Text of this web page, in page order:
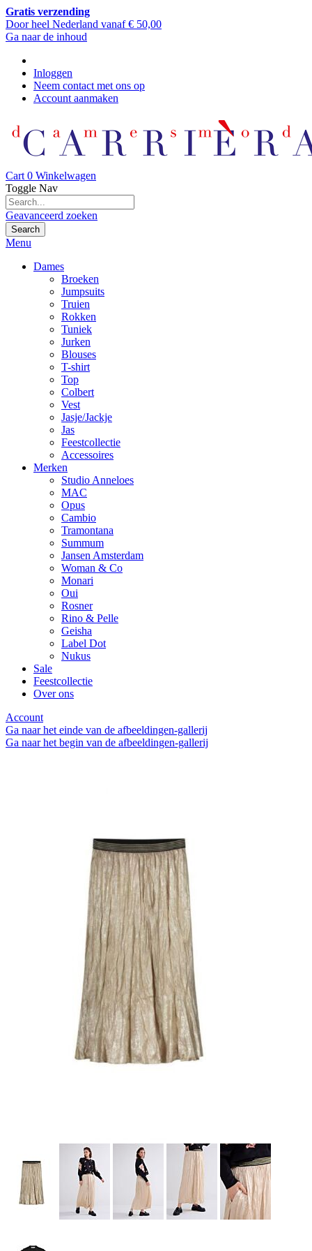
Gratis verzending
Door heel Nederland vanaf € 50,00
Ga naar de inhoud
Inloggen
Neem contact met ons op
Account aanmaken
Cart 0 Winkelwagen
Toggle Nav
Geavanceerd zoeken
Search
Menu
Dames
Broeken
Jumpsuits
Truien
Rokken
Tuniek
Jurken
Blouses
T-shirt
Top
Colbert
Vest
Jasje/Jackje
Jas
Feestcollectie
Accessoires
Merken
Studio Anneloes
MAC
Opus
Cambio
Tramontana
Summum
Jansen Amsterdam
Woman & Co
Monari
Oui
Rosner
Rino & Pelle
Geisha
Label Dot
Nukus
Sale
Feestcollectie
Over ons
Account
Ga naar het einde van de afbeeldingen-gallerij
Ga naar het begin van de afbeeldingen-gallerij